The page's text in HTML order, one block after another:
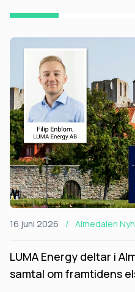
16 juni 2026 / Almedalen
LUMA Energy deltar i
samtal om framtidens